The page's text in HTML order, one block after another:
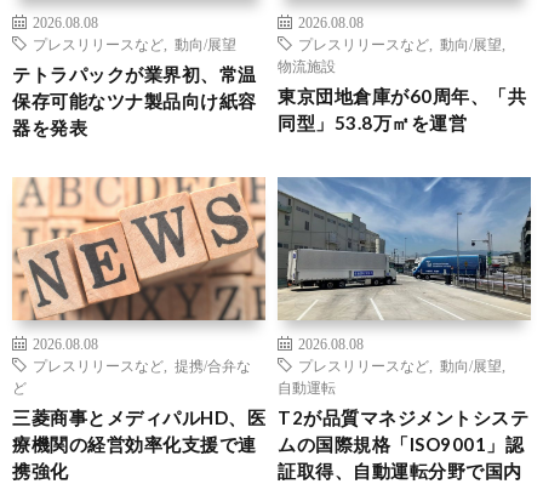
2026.08.08
プレスリリースなど
動向/展望
テトラパックが業界初、常温
保存可能なツナ製品向け紙容
器を発表
2026.08.08
プレスリリースなど
動向/展望
物流施設
東京団地倉庫が60周年、「共
同型」53.8万㎡を運営
2026.08.08
プレスリリースなど
提携/合弁な
ど
三菱商事とメディパルHD、医
療機関の経営効率化支援で連
携強化
2026.08.08
プレスリリースなど
動向/展望
自動運転
T2が品質マネジメントシステ
ムの国際規格「ISO9001」認
証取得、自動運転分野で国内